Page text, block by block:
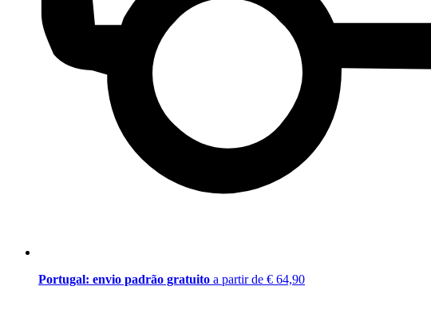
Portugal: envio padrão gratuito a partir de € 64,90